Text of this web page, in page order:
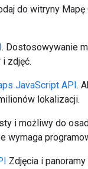
do witryny
. Dostosowywanie
i zdjęć.
JavaScript API.
lokalizacji.
i możliwy do
wymaga
Zdjęcia i